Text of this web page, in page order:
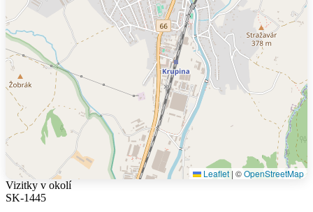
Leaflet | ©OpenStreetMap
Vizitky v okolí
SK-1445